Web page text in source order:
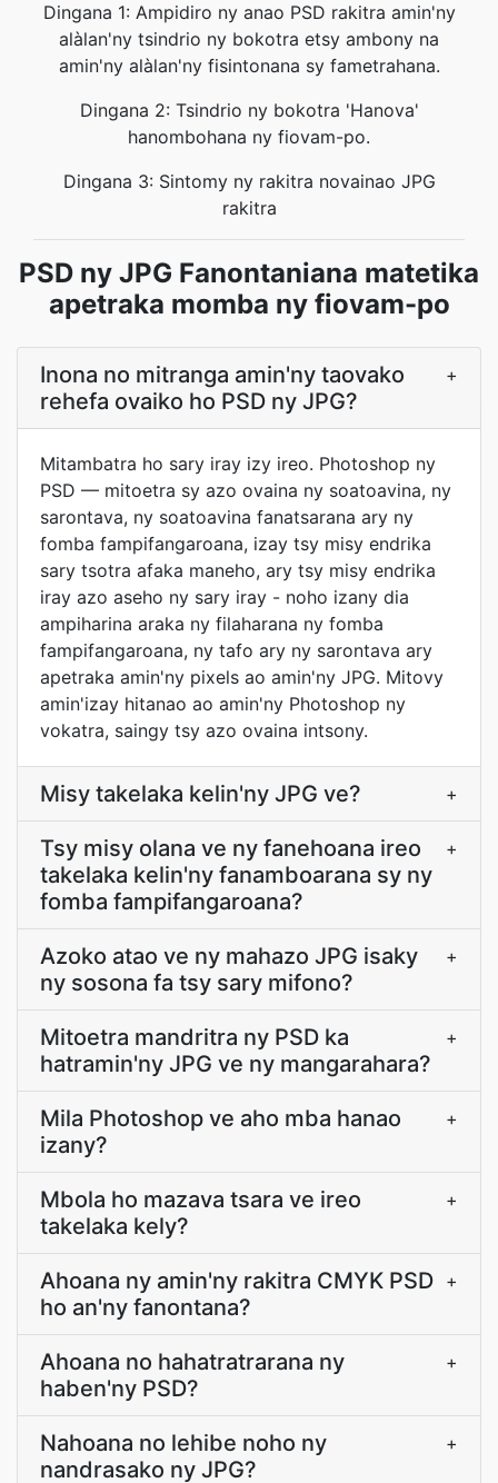
Dingana 1: Ampidiro ny anao PSD rakitra amin'ny
alàlan'ny tsindrio ny bokotra etsy ambony na
amin'ny alàlan'ny fisintonana sy fametrahana.
Dingana 2: Tsindrio ny bokotra 'Hanova'
hanombohana ny fiovam-po.
Dingana 3: Sintomy ny rakitra novainao JPG
rakitra
PSD ny JPG Fanontaniana matetika
apetraka momba ny fiovam-po
Inona no mitranga amin'ny taovako
rehefa ovaiko ho PSD ny JPG?
+
Mitambatra ho sary iray izy ireo. Photoshop ny
PSD — mitoetra sy azo ovaina ny soatoavina, ny
sarontava, ny soatoavina fanatsarana ary ny
fomba fampifangaroana, izay tsy misy endrika
sary tsotra afaka maneho, ary tsy misy endrika
iray azo aseho ny sary iray - noho izany dia
ampiharina araka ny filaharana ny fomba
fampifangaroana, ny tafo ary ny sarontava ary
apetraka amin'ny pixels ao amin'ny JPG. Mitovy
amin'izay hitanao ao amin'ny Photoshop ny
vokatra, saingy tsy azo ovaina intsony.
Misy takelaka kelin'ny JPG ve? +
Tsy misy olana ve ny fanehoana ireo
takelaka kelin'ny fanamboarana sy ny
fomba fampifangaroana?
+
Azoko atao ve ny mahazo JPG isaky
ny sosona fa tsy sary mifono?
+
Mitoetra mandritra ny PSD ka
hatramin'ny JPG ve ny mangarahara?
+
Mila Photoshop ve aho mba hanao
izany?
+
Mbola ho mazava tsara ve ireo
takelaka kely?
+
Ahoana ny amin'ny rakitra CMYK PSD
ho an'ny fanontana?
+
Ahoana no hahatratrarana ny
haben'ny PSD?
+
Nahoana no lehibe noho ny
nandrasako ny JPG?
+